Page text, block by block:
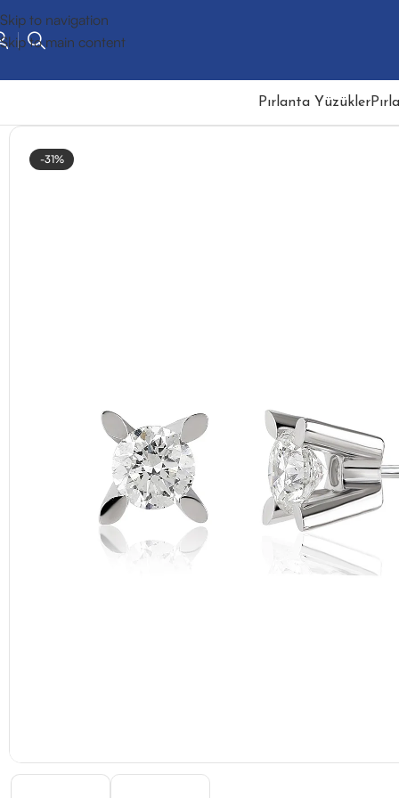
Skip to navigation
Skip to main content
Pırlanta Yüzükler
-31%